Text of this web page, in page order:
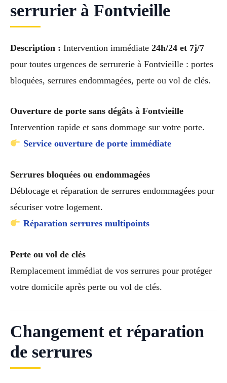
serrurier à Fontvieille
Description : Intervention immédiate 24h/24 et 7j/7
pour toutes urgences de serrurerie à Fontvieille : portes
bloquées, serrures endommagées, perte ou vol de clés.
Ouverture de porte sans dégâts à Fontvieille
Intervention rapide et sans dommage sur votre porte.
Service ouverture de porte immédiate
Serrures bloquées ou endommagées
Déblocage et réparation de serrures endommagées pour
sécuriser votre logement.
Réparation serrures multipoints
Perte ou vol de clés
Remplacement immédiat de vos serrures pour protéger
votre domicile après perte ou vol de clés.
Changement et réparation
de serrures